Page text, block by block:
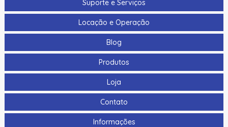
Cabo Para Cameras Mobile 4 Metros Hikvision Ds-
Cadastrador De Cartoes Hikvision Ds-K1F100-D8E Dupla
Frequencia 125Khz (Em) E 13,56Mhz (Mifare)
Cadastrador Impressao Digital Hikvision Ds-K1F820-F
Cartao De Memoria Hikvision Hs-Tf-H1I 32G
Cartao De Proximidade Rfid Hikvision Ds-K7M101-E0 Freq.
Suporte e Serviços
Locação e Operação
Blog
Produtos
Loja
Contato
Informações